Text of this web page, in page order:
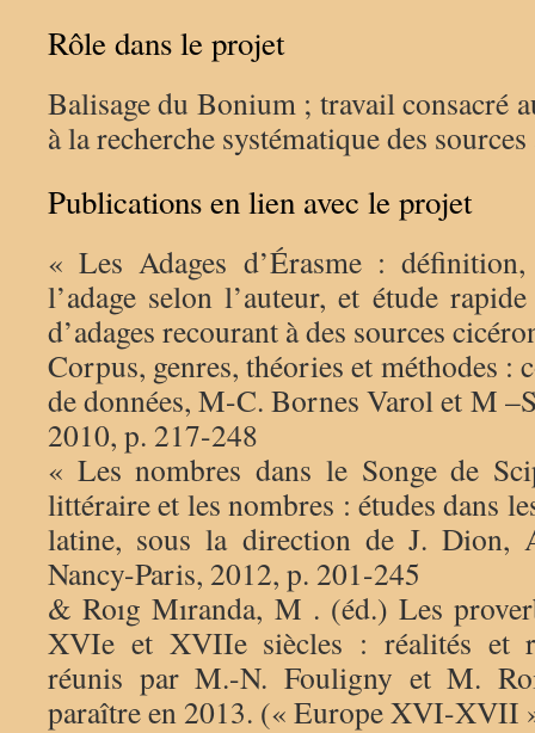
Rôle dans le projet
Balisage du Bonium ; travail consacré
à la recherche systématique des
Publications en lien avec le projet
« Les Adages d’Érasme :
l’adage selon l’auteur, et étude
d’adages recourant à des sources
Corpus, genres, théories et méthodes :
de données, M-C. Bornes Varol et M
2010, p. 217-248
« Les nombres dans le Songe de
littéraire et les nombres : études dans
latine, sous la direction de J. Dion,
Nancy-Paris, 2012, p. 201-245
& Roıg Mıranda, M . (éd.) Les
XVIe et XVIIe siècles : réalités et
réunis par M.-N. Fouligny et M.
paraître en 2013. (« Europe XVI-XVII